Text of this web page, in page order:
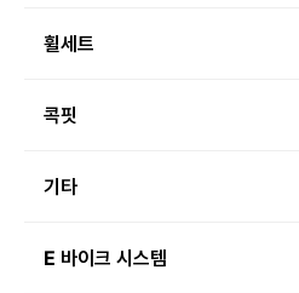
휠세트
콕핏
기타
E 바이크 시스템